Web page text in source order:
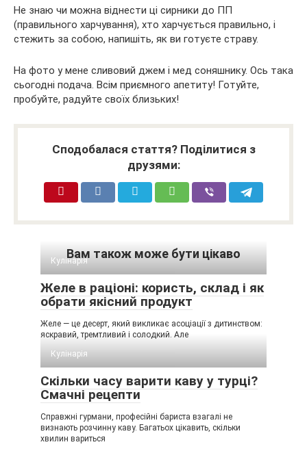
Не знаю чи можна віднести ці сирники до ПП
(правильного харчування), хто харчується правильно, і
стежить за собою, напишіть, як ви готуєте страву.
На фото у мене сливовий джем і мед соняшнику. Ось така
сьогодні подача. Всім приємного апетиту! Готуйте,
пробуйте, радуйте своїх близьких!
Сподобалася стаття? Поділитися з
друзями:
Вам також може бути цікаво
Кулінарія
Желе в раціоні: користь, склад і як
обрати якісний продукт
Желе — це десерт, який викликає асоціації з дитинством:
яскравий, тремтливий і солодкий. Але
Кулінарія
Скільки часу варити каву у турці?
Смачні рецепти
Справжні гурмани, професійні бариста взагалі не
визнають розчинну каву. Багатьох цікавить, скільки
хвилин вариться